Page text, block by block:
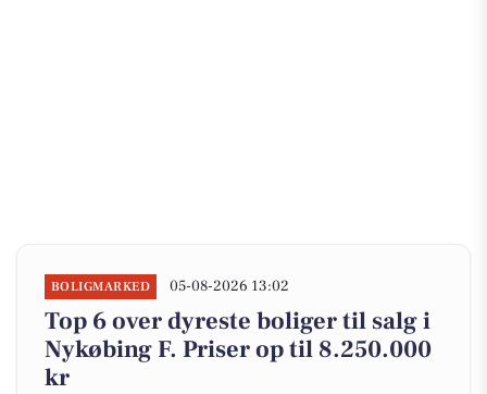
BOLIGMARKED 05-08-2026 13:02
Top 6 over dyreste boliger til salg i
Nykøbing F. Priser op til 8.250.000
kr